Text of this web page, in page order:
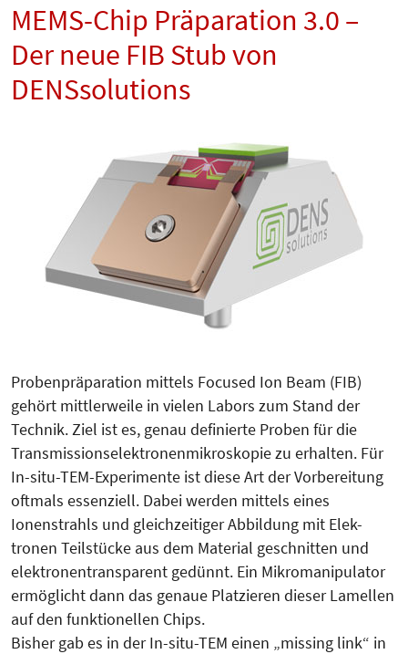
MEMS-Chip Präparation 3.0 –
Der neue FIB Stub von
DENSsolutions
Probenpräparation mittels Focused Ion Beam (FIB)
gehört mittlerweile in vielen Labors zum Stand der
Technik. Ziel ist es, genau definierte Proben für die
Transmissionselektronenmikroskopie zu erhalten. Für
In-situ-TEM-Experimente ist diese Art der Vorbereitung
oftmals essenziell. Dabei werden mittels eines
Ionenstrahls und gleichzeitiger Abbildung mit Elek-
tronen Teilstücke aus dem Material geschnitten und
elektronentransparent gedünnt. Ein Mikromanipulator
ermöglicht dann das genaue Platzieren dieser Lamellen
auf den funktionellen Chips.
Bisher gab es in der In-situ-TEM einen „missing link“ in